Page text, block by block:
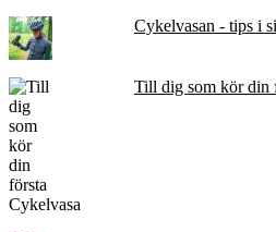
Cykelvasan - tips i
Till dig som kör din